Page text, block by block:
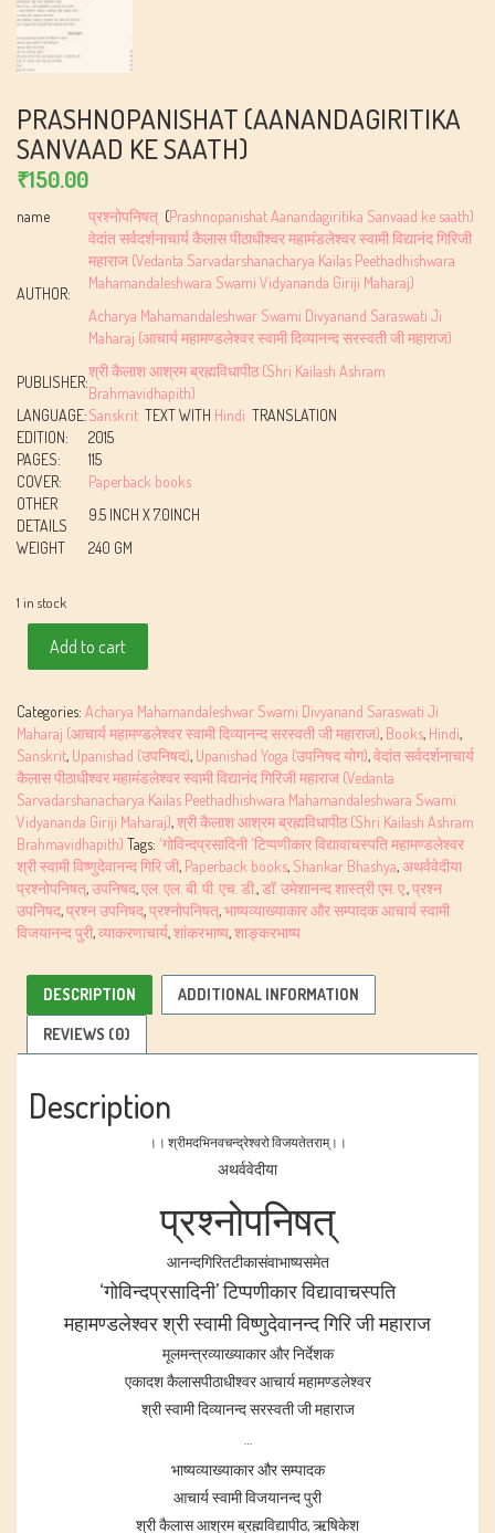
PRASHNOPANISHAT (AANANDAGIRITIKA
SANVAAD KE SAATH)
₹150.00
name प्रश्नोपनिषत् (Prashnopanishat Aanandagiritika Sanvaad ke saath)
AUTHOR:
वेदांत सर्वदर्शनाचार्य कैलास पीठाधीश्वर महामंडलेश्वर स्वामी विद्यानंद गिरिजी
महाराज (Vedanta Sarvadarshanacharya Kailas Peethadhishwara
Mahamandaleshwara Swami Vidyananda Giriji Maharaj)
Acharya Mahamandaleshwar Swami Divyanand Saraswati Ji
Maharaj (आचार्य महामण्डलेश्वर स्वामी दिव्यानन्द सरस्वती जी महाराज)
PUBLISHER:
श्री कैलाश आश्रम ब्रह्मविधापीठ (Shri Kailash Ashram
Brahmavidhapith)
LANGUAGE:Sanskrit TEXT WITH Hindi TRANSLATION
EDITION:
2015
PAGES:
115
COVER:
Paperback books
OTHER
DETAILS
9.5 INCH X 7.0INCH
WEIGHT
240 GM
1 in stock
(Aanandagiritika
saath)
quantity
Add to cart
Categories: Acharya Mahamandaleshwar Swami Divyanand Saraswati Ji
Maharaj (आचार्य महामण्डलेश्वर स्वामी दिव्यानन्द सरस्वती जी महाराज), Books, Hindi,
Sanskrit, Upanishad (उपनिषद), Upanishad Yoga (उपनिषद योग),वेदांत सर्वदर्शनाचार्य
कैलास पीठाधीश्वर महामंडलेश्वर स्वामी विद्यानंद गिरिजी महाराज (Vedanta
Sarvadarshanacharya Kailas Peethadhishwara Mahamandaleshwara Swami
Vidyananda Giriji Maharaj),श्री कैलाश आश्रम ब्रह्मविधापीठ (Shri Kailash Ashram
Brahmavidhapith) Tags: 'गोविन्दप्रसादिनी 'टिप्पणीकार विद्यावाचस्पति महामण्डलेश्वर
श्री स्वामी विष्णुदेवानन्द गिरि जी, Paperback books, Shankar Bhashya,अथर्ववेदीया
प्रश्नोपनिषत्,उपनिषद,एल. एल. बी. पी. एच. डी.,डॉ. उमेशानन्द शास्त्री एम. ए.,प्रश्न
उपनिषद,प्रश्न उपनिषद्,प्रश्नोपनिषत्,भाष्यव्याख्याकार और सम्पादक आचार्य स्वामी
विजयानन्द पुरी,व्याकरणाचार्य,शांकरभाष्य,शाङ्करभाष्य
DESCRIPTION ADDITIONAL INFORMATION
REVIEWS (0)
Description
।। श्रीमदभिनवचन्द्रेश्वरो विजयतेतराम्।।
अथर्ववेदीया
प्रश्नोपनिषत्
आनन्दगिरितटीकासंवाभाष्यसमेत
‘गोविन्दप्रसादिनी’ टिप्पणीकार विद्यावाचस्पति
महामण्डलेश्वर श्री स्वामी विष्णुदेवानन्द गिरि जी महाराज
मूलमन्त्रव्याख्याकार और निर्देशक
एकादश कैलासपीठाधीश्वर आचार्य महामण्डलेश्वर
श्री स्वामी दिव्यानन्द सरस्वती जी महाराज
भाष्यव्याख्याकार और सम्पादक
आचार्य स्वामी विजयानन्द पुरी
श्री कैलास आश्रम ब्रह्मविद्यापीठ, ऋषिकेश